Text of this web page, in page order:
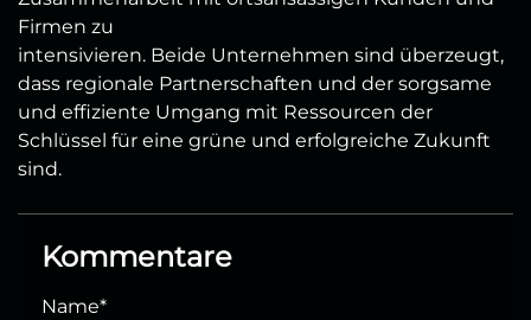
Firmen zu
intensivieren. Beide Unternehmen sind überzeugt,
dass regionale Partnerschaften und der sorgsame
und effiziente Umgang mit Ressourcen der
Schlüssel für eine grüne und erfolgreiche Zukunft
sind.
Kommentare
Name*